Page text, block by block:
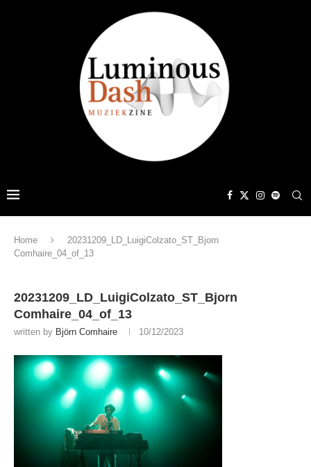
Home
20231209_LD_LuigiColzato_ST_Bjorn
Comhaire_04_of_13
20231209_LD_LuigiColzato_ST_Bjorn
Comhaire_04_of_13
written by Björn Comhaire 10/12/2023